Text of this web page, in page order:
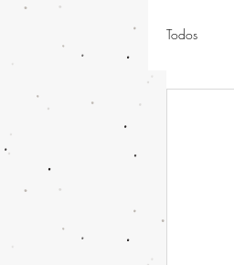
Todos